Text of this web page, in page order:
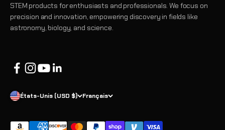
STEM products for enthusiasts and professionals. We focus on
precision and innovation, empowering discovery in fields like
astronomy, biology, and science.
États-Unis (USD $) Français